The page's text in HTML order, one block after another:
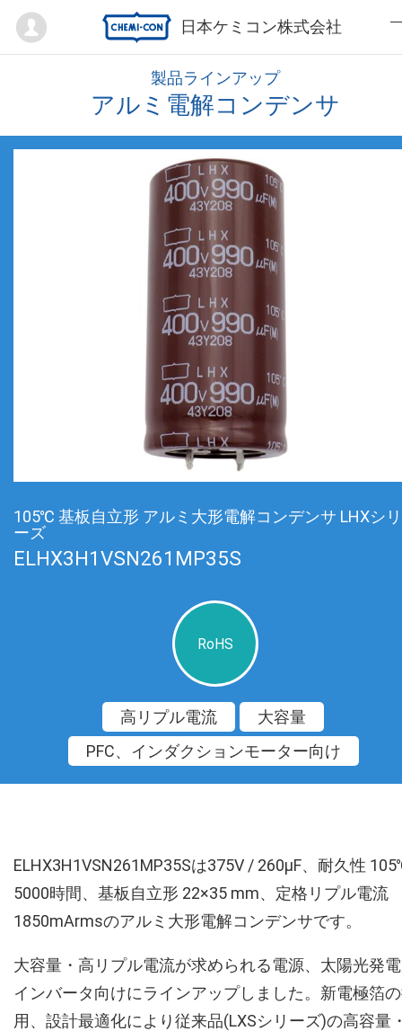
日本ケミコン株式会社
Mypage
製品ラインアップ
アルミ電解コンデンサ
105℃ 基板自立形 アルミ大形電解コンデンサ LHXシリ
ーズ
ELHX3H1VSN261MP35S
RoHS
高リプル電流
大容量
PFC、インダクションモーター向け
ELHX3H1VSN261MP35Sは375V / 260µF、耐久性
5000時間、基板自立形 22×35 mm、定格リプル電流
1850mArmsのアルミ大形電解コンデンサです。
大容量・高リプル電流が求められる電源、太陽光発
インバータ向けにラインアップしました。新電極箔
用、設計最適化により従来品(LXSシリーズ)の高容量